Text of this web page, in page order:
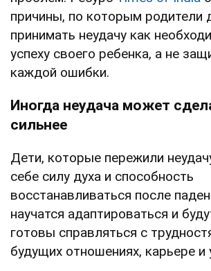
причины, по которым родители
принимать неудачу как
успеху своего ребенка, а не
каждой ошибки.
Иногда неудача может
сильнее
Дети, которые пережили
себе силу духа и способность
восстанавливаться после
научатся адаптироваться и
готовы справляться с
будущих отношениях, карьере и